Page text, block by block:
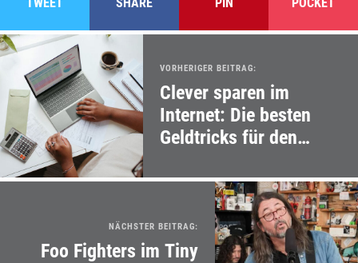
VORHERIGER BEITRAG:
Clever sparen im
Internet: Die besten
Geldtricks für den
NÄCHSTER BEITRAG:
Foo Fighters im Tiny